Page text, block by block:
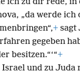
„da werde ich
+ sagt
gegeben
besitzen.“‘“+
und zu Juda